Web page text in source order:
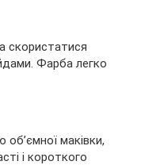
скористатися
Фарба легко
об’ємної маківки,
і короткого